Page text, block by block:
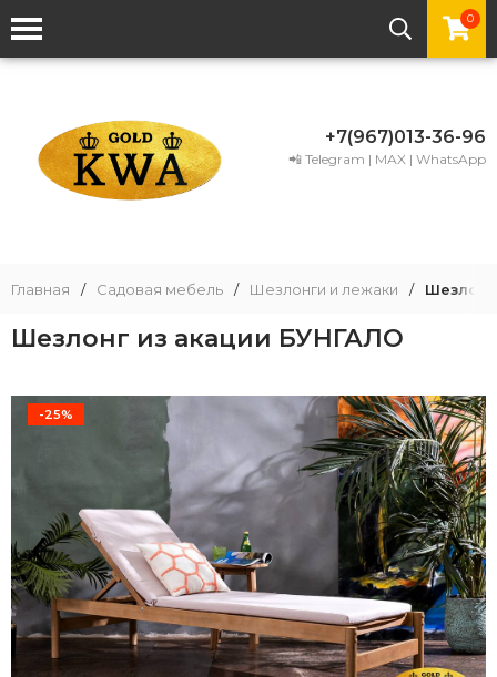
0
+7(967)013-36-96
📲 Telegram | MAX | WhatsApp
Главная / Садовая мебель / Шезлонги и лежаки /
Шезлонг из акации БУНГАЛО
-25%
‹ ›